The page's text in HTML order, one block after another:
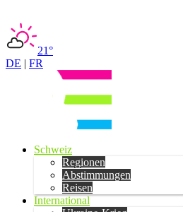
21°
DE | FR
Schweiz
Regionen
Abstimmungen
Reisen
International